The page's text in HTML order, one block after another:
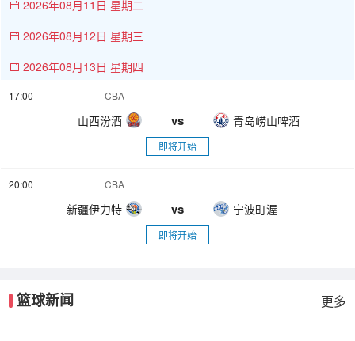
2026年08月11日 星期二
2026年08月12日 星期三
2026年08月13日 星期四
17:00 CBA
山西汾酒 vs 青岛崂山啤酒
即将开始
20:00 CBA
新疆伊力特 vs 宁波町渥
即将开始
篮球新闻 更多